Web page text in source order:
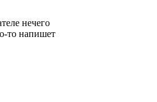
нечего
напишет